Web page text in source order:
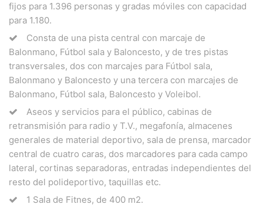
fijos para 1.396 personas y gradas móviles con capacidad
para 1.180.
Consta de una pista central con marcaje de
Balonmano, Fútbol sala y Baloncesto, y de tres pistas
transversales, dos con marcajes para Fútbol sala,
Balonmano y Baloncesto y una tercera con marcajes de
Balonmano, Fútbol sala, Baloncesto y Voleibol.
Aseos y servicios para el público, cabinas de
retransmisión para radio y T.V., megafonía, almacenes
generales de material deportivo, sala de prensa, marcador
central de cuatro caras, dos marcadores para cada campo
lateral, cortinas separadoras, entradas independientes del
resto del polideportivo, taquillas etc.
1 Sala de Fitnes, de 400 m2.